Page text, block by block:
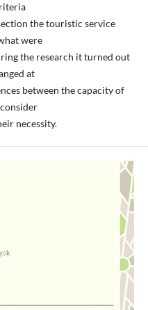
the touristic service
were
the research it turned out
at
between the capacity of
necessity.